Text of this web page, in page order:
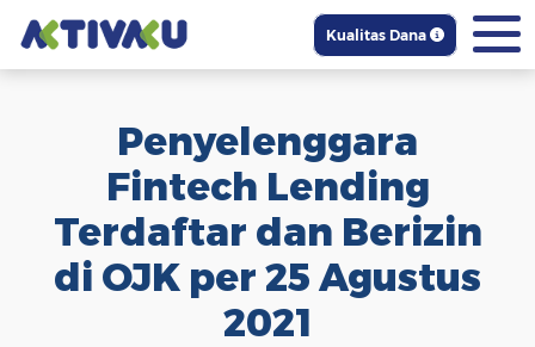
Kualitas Dana
Penyelenggara
Fintech Lending
Terdaftar dan Berizin
di OJK per 25 Agustus
2021